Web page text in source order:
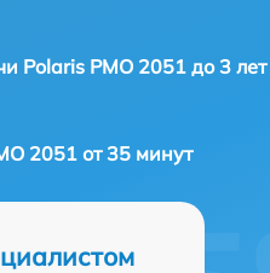
Polaris PMO 2051 до 3 лет
2051 от 35 минут